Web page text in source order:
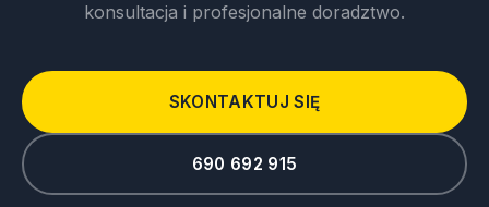
konsultacja i profesjonalne doradztwo.
SKONTAKTUJ SIĘ
690 692 915